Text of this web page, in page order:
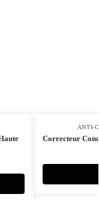
ANTI-
Correcteur